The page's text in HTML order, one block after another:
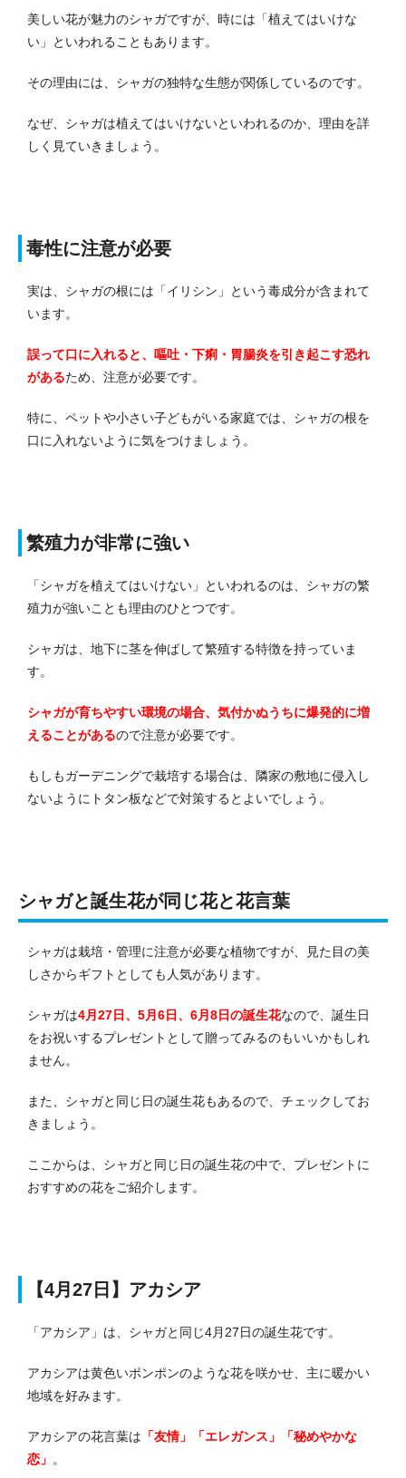
美しい花が魅力のシャガですが、時には「植えてはいけな
い」といわれることもあります。
その理由には、シャガの独特な生態が関係しているのです。
なぜ、シャガは植えてはいけないといわれるのか、理由を詳
しく見ていきましょう。
毒性に注意が必要
実は、シャガの根には「イリシン」という毒成分が含まれて
います。
誤って口に入れると、嘔吐・下痢・胃腸炎を引き起こす恐れ
があるため、注意が必要です。
特に、ペットや小さい子どもがいる家庭では、シャガの根を
口に入れないように気をつけましょう。
繁殖力が非常に強い
「シャガを植えてはいけない」といわれるのは、シャガの繁
殖力が強いことも理由のひとつです。
シャガは、地下に茎を伸ばして繁殖する特徴を持っていま
す。
シャガが育ちやすい環境の場合、気付かぬうちに爆発的に増
えることがあるので注意が必要です。
もしもガーデニングで栽培する場合は、隣家の敷地に侵入し
ないようにトタン板などで対策するとよいでしょう。
シャガと誕生花が同じ花と花言葉
シャガは栽培・管理に注意が必要な植物ですが、見た目の美
しさからギフトとしても人気があります。
シャガは4月27日、5月6日、6月8日の誕生花なので、誕生日
をお祝いするプレゼントとして贈ってみるのもいいかもしれ
ません。
また、シャガと同じ日の誕生花もあるので、チェックしてお
きましょう。
ここからは、シャガと同じ日の誕生花の中で、プレゼントに
おすすめの花をご紹介します。
【4月27日】アカシア
「アカシア」は、シャガと同じ4月27日の誕生花です。
アカシアは黄色いポンポンのような花を咲かせ、主に暖かい
地域を好みます。
アカシアの花言葉は 「友情」「エレガンス」「秘めやかな
恋」 。